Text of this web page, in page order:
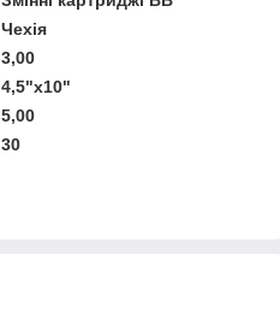
Чехія
3,00
4,5"х10"
5,00
30